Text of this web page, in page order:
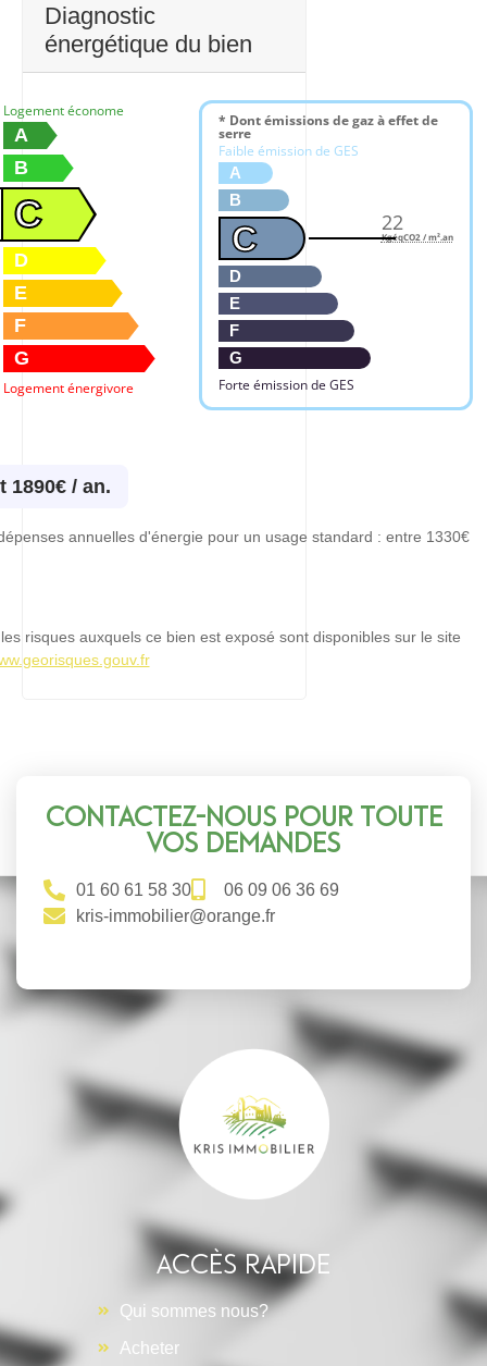
Diagnostic
énergétique du bien
Logement économe
A
B
C
D
E
F
G
Logement énergivore
* Dont émissions de gaz à effet de
serre
Faible émission de GES
A
B
C
D
E
F
G
Forte émission de GES
22
KgéqCO2 / m².an
1890€ / an.
annuelles d'énergie pour un usage standard : entre 1330€
risques auxquels ce bien est exposé sont disponibles sur le site
Contactez-nous pour toute
vos demandes
01 60 61 58 30
06 09 06 36 69
kris-immobilier@orange.fr
Accès rapide
Qui sommes nous?
Acheter